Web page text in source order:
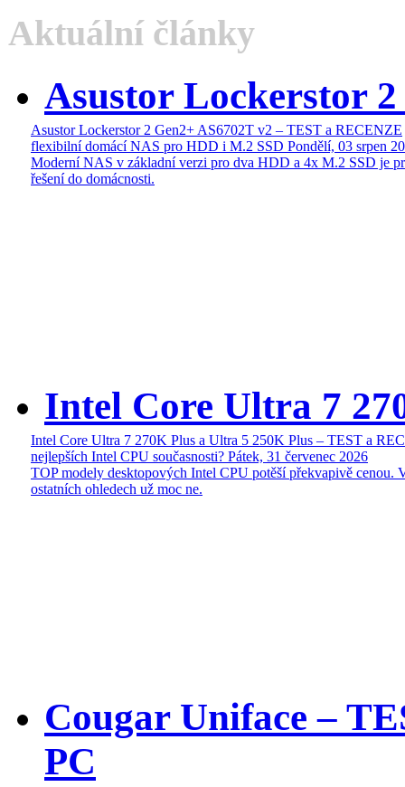
Aktuální články
Asustor Lockerstor
Asustor Lockerstor 2 Gen2+ AS6702T v2 – TEST a RECENZE
flexibilní domácí NAS pro HDD i M.2 SSD Pondělí, 03 srpen
Moderní NAS v základní verzi pro dva HDD a 4x M.2 SSD je
řešení do domácnosti.
Intel Core Ultra 7
Intel Core Ultra 7 270K Plus a Ultra 5 250K Plus – TEST a
nejlepších Intel CPU současnosti? Pátek, 31 červenec 2026
TOP modely desktopových Intel CPU potěší překvapivě cenou.
ostatních ohledech už moc ne.
Cougar Uniface –
PC